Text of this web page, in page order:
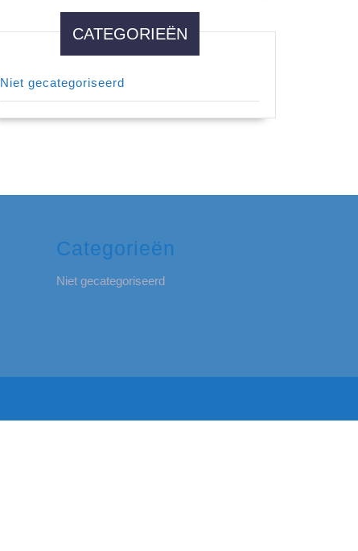
CATEGORIEËN
Niet gecategoriseerd
Categorieën
Niet gecategoriseerd